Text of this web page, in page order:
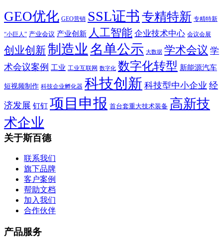
GEO优化 GEO营销 SSL证书 专精特新 专精特新
“小巨人” 产业会议 产业创新 人工智能 企业技术中心 会议会展
创业创新制造业 名单公示 大数据 学术会议 学
术会议案例 工业 工业互联网 数字化 数字化转型 新能源汽车
短视频制作 科技企业孵化器 科技创新 科技型中小企业 经
济发展 钉钉 项目申报 首台套重大技术装备 高新技
术企业
关于斯百德
联系我们
旗下品牌
客户案例
帮助文档
加入我们
合作伙伴
产品服务